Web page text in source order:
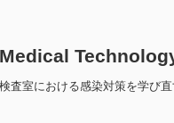
Medical
検査室における感染対策を学び